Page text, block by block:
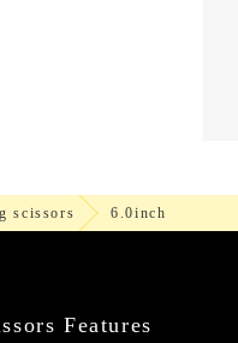
scissors 6.0inch
Features